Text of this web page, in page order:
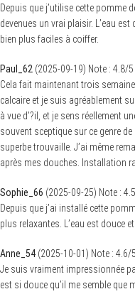
Depuis que j’utilise cette pomme
devenues un vrai plaisir. L’eau
bien plus faciles à coiffer.
Paul_62 (2025-09-19) Note : 4.8/5
Cela fait maintenant trois
calcaire et je suis agréablement
à vue d’?il, et je sens réellement
souvent sceptique sur ce genre
superbe trouvaille. J’ai même
après mes douches. Installation
Sophie_66 (2025-09-25) Note : 4.5
Depuis que j’ai installé cette
plus relaxantes. L’eau est douce
Anne_54 (2025-10-01) Note : 4.6/5
Je suis vraiment impressionnée
est si douce qu’il me semble que